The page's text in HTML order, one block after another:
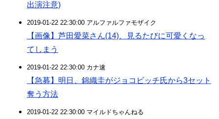
出演注意)
2019-01-22 22:30:00 アルファルファモザイク
【画像】芦田愛菜さん(14)、見るたびに可愛くなっ
てしまう
2019-01-22 22:30:00 カナ速
【急募】明日、錦織圭がジョコビッチ氏から3セット
奪う方法
2019-01-22 22:30:00 マイルドちゃんねる